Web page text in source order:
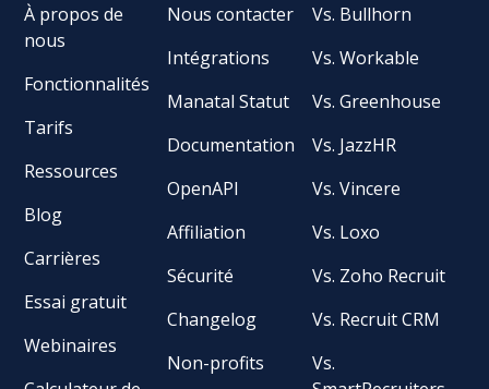
À propos de
nous
Fonctionnalités
Tarifs
Ressources
Blog
Carrières
Essai gratuit
Webinaires
Nous contacter
Intégrations
Manatal Statut
Documentation
OpenAPI
Affiliation
Sécurité
Changelog
Non-profits
Vs. Bullhorn
Vs. Workable
Vs. Greenhouse
Vs. JazzHR
Vs. Vincere
Vs. Loxo
Vs. Zoho Recruit
Vs. Recruit CRM
Vs.